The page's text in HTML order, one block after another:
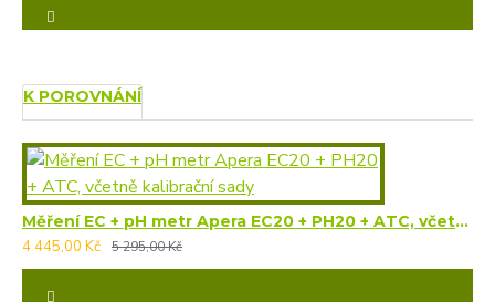
K POROVNÁNÍ
Měření EC + pH metr Apera EC20 + PH20 + ATC, včetně kalibrační sady
4 445,00 Kč
5 295,00 Kč